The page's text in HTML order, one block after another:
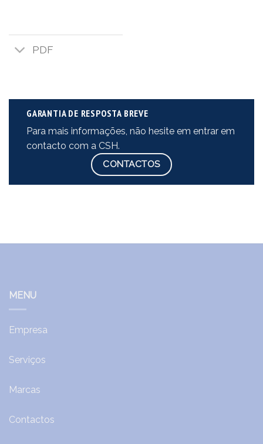
PDF
GARANTIA DE RESPOSTA BREVE
Para mais informações, não hesite em entrar em
contacto com a CSH.
CONTACTOS
MENU
Empresa
Serviços
Marcas
Contactos